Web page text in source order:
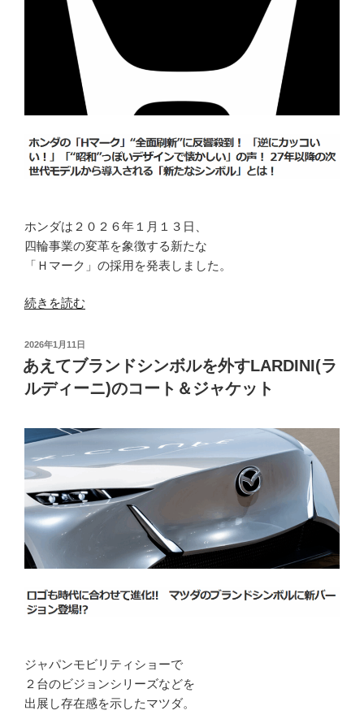
ホンダは２０２６年１月１３日、
四輪事業の変革を象徴する新たな
「Ｈマーク」の採用を発表しました。
“シ
ボ
ル
が
刷
さ
れ
て
も
LARDINI(ラ
デ
ー
ニ)
と
な
る
続きを読む
投
稿
日:
2026年1月11日
あえてブランドシンボルを外すLARDINI(ラ
ルディーニ)のコート＆ジャケット
ジャパンモビリティショーで
２台のビジョンシリーズなどを
出展し存在感を示したマツダ。